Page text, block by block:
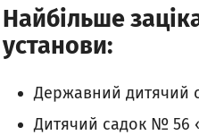
Найбільше
установи:
Державний дитячий
Дитячий садок № 56